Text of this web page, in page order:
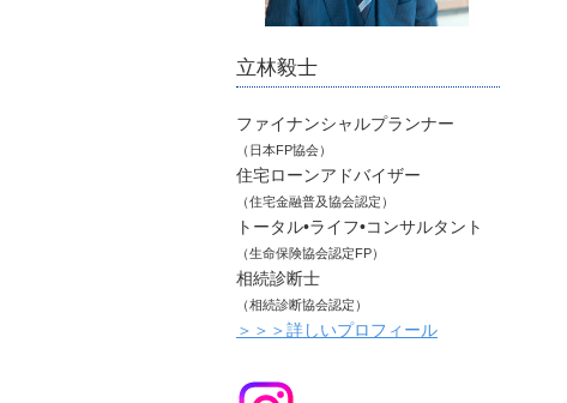
立林毅士
ファイナンシャルプランナー
（日本FP協会）
住宅ローンアドバイザー
（住宅金融普及協会認定）
トータル•ライフ•コンサルタント
（生命保険協会認定FP）
相続診断士
（相続診断協会認定）
＞＞＞詳しいプロフィール